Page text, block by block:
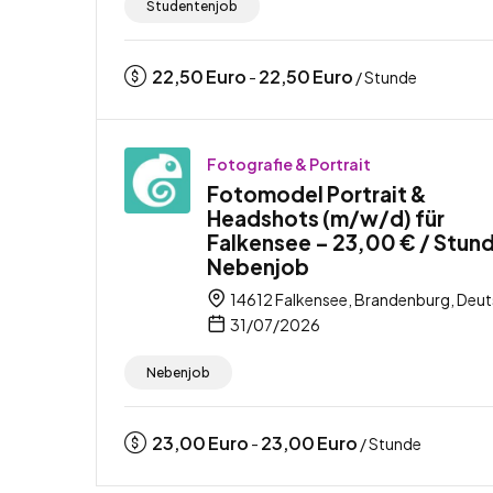
Studentenjob
22,50Euro - 22,50Euro / Stunde
Fotografie & Portrait
Fotomodel Portrait &
Headshots (m/w/d) für
Falkensee – 23,00 € /
Nebenjob
14612 Falkensee, Brandenburg,
31/07/2026
Nebenjob
23,00Euro - 23,00Euro / Stunde